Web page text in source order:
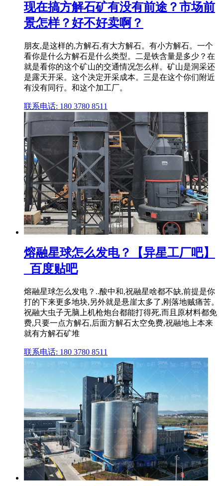
现在搞方解石矿有没有前途？市场前
景怎样？好不好卖啊？
朋友,是这样的,方解石,有大方解石。有小方解石。一个
看你是什么方解石是什么类型。二是铁含量是多少？在
就是看你的这个矿山的交通情况怎么样。矿山是洞采还
是露天开采。这个决定开采成本。三是在这个你们附近
有没有同行。和这个加工厂。
联系电话: 180 3780 8511
熔融星球怎么发电？【异星工厂吧】
_百度贴吧
熔融星球怎么发电？..酸中和,祝融星啥都不缺,前提是你
打的下来更多地块,另外就是悬崖太多了,刚落地贼痛苦。
祝融大虫子无脑上机枪炮台都能打得死,而且原材料都免
费,只要一点方解石,后面方解石太空免费,祝融地上本来
就有方解石矿堆
联系电话: 180 3780 8511